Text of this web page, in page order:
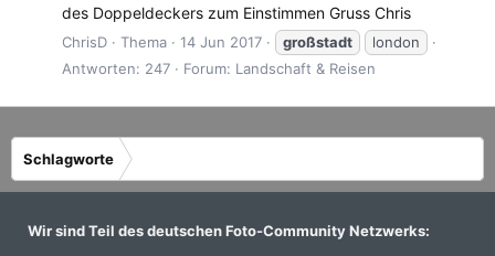
des Doppeldeckers zum Einstimmen Gruss Chris
ChrisD Thema 14 Jun 2017 großstadt
london
Antworten: 247
Forum: Landschaft & Reisen
Schlagworte
Wir sind Teil des deutschen Foto-Community Netzwerks: